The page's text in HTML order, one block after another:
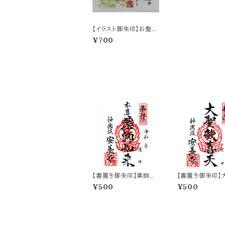
【イラスト御朱印】お聖天
様
¥700
【書置き御朱印】薬師如
来
¥500
【書置き御朱印
喜天
¥500